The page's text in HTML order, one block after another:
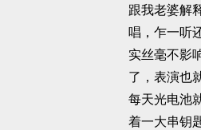
跟我老婆解
唱，乍一听
实丝毫不影
了，表演也
每天光电池
着一大串钥